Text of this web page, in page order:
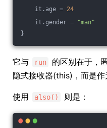
it.age = 24
it.gender =
"man"
}
它与 run
的区别在于，
隐式接收器(this)，而是作
使用 also() 则是：